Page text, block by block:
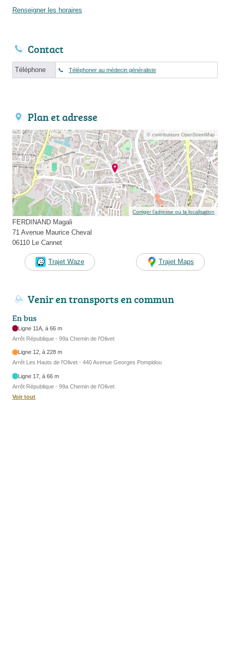
Renseigner les horaires
Contact
Téléphone Téléphoner au médecin généraliste
Plan et adresse
© contributeurs OpenStreetMap
Corriger l’adresse ou la localisation
FERDINAND Magali
71 Avenue Maurice Cheval
06110 Le Cannet
Trajet Waze Trajet Maps
Venir en transports en commun
En bus
Ligne 11A, à 66 m
Arrêt République - 99a Chemin de l'Olivet
Ligne 12, à 228 m
Arrêt Les Hauts de l'Olivet - 440 Avenue Georges Pompidou
Ligne 17, à 66 m
Arrêt République - 99a Chemin de l'Olivet
Voir tout